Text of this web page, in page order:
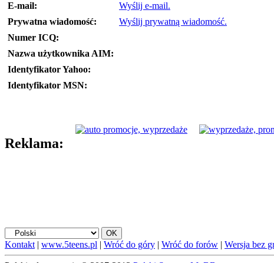
E-mail:
Wyślij e-mail.
Prywatna wiadomość:
Wyślij prywatną wiadomość.
Numer ICQ:
Nazwa użytkownika AIM:
Identyfikator Yahoo:
Identyfikator MSN:
Reklama:
Kontakt | www.5teens.pl | Wróć do góry | Wróć do forów | Wersja bez